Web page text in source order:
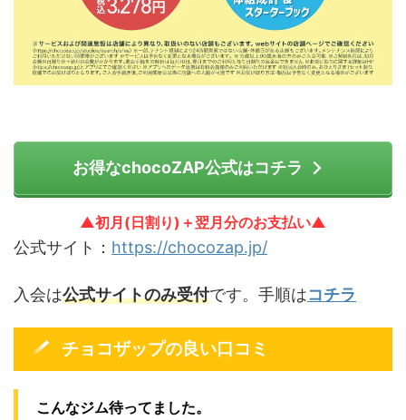
お得なchocoZAP公式はコチラ
▲初月(日割り)＋翌月分のお支払い▲
公式サイト： https://chocozap.jp/
入会は公式サイトのみ受付です。手順はコチラ
チョコザップの良い口コミ
こんなジム待ってました。